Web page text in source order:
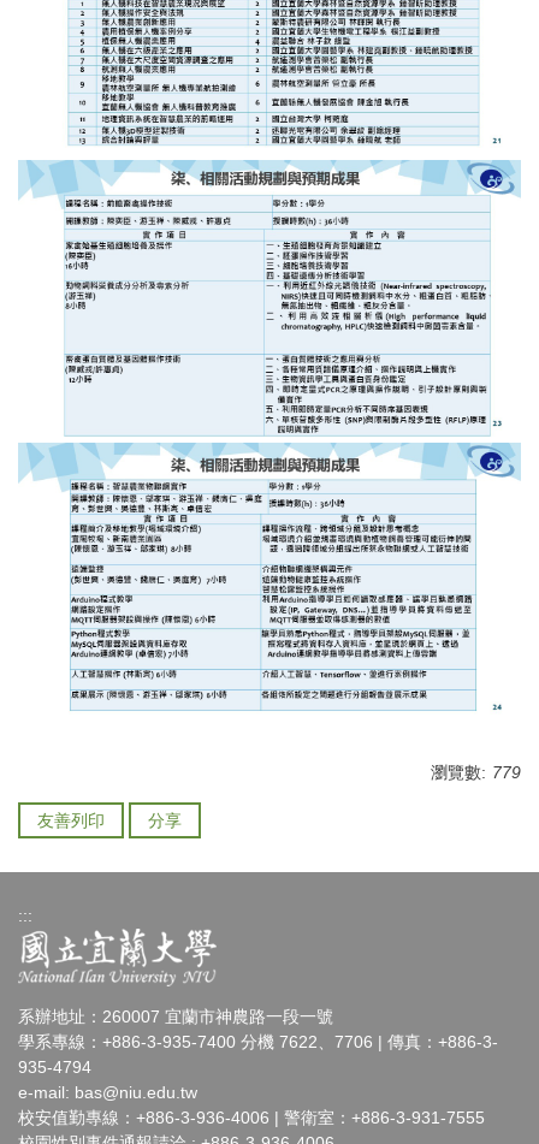
瀏覽數: 779
友善列印 分享
:::
系辦地址：260007 宜蘭市神農路一段一號
學系專線：+886-3-935-7400 分機 7622、7706 | 傳真：+886-3-
935-4794
e-mail: bas@niu.edu.tw
校安值勤專線：+886-3-936-4006 | 警衛室：+886-3-931-7555